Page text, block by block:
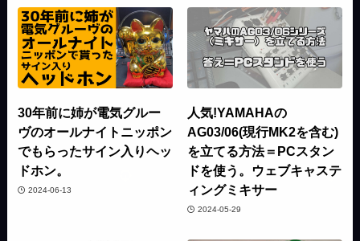
30年前に姉が電気グルー
ヴのオールナイトニッポン
でもらったサイン入りヘッ
ドホン。
2024-06-13
人気!YAMAHAの
AG03/06(現行MK2を含む)
を立てる方法＝PCスタン
ドを使う。ウェブキャステ
ィングミキサー
2024-05-29